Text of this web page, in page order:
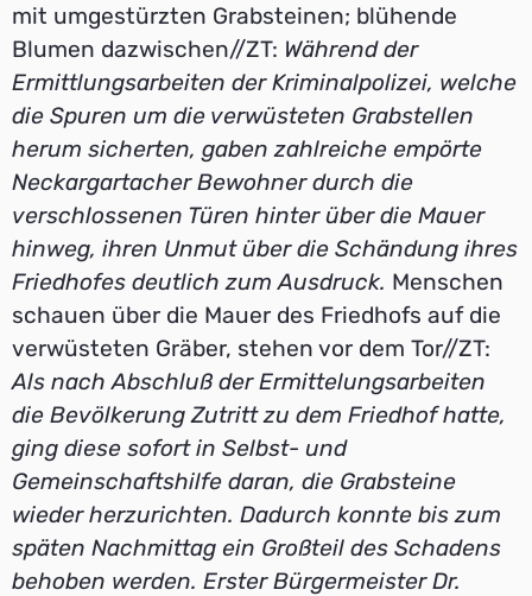
mit umgestürzten Grabsteinen; blühende
Blumen dazwischen//ZT: Während der
Ermittlungsarbeiten der Kriminalpolizei, welche
die Spuren um die verwüsteten Grabstellen
herum sicherten, gaben zahlreiche empörte
Neckargartacher Bewohner durch die
verschlossenen Türen hinter über die Mauer
hinweg, ihren Unmut über die Schändung ihres
Friedhofes deutlich zum Ausdruck. Menschen
schauen über die Mauer des Friedhofs auf die
verwüsteten Gräber, stehen vor dem Tor//ZT:
Als nach Abschluß der Ermittelungsarbeiten
die Bevölkerung Zutritt zu dem Friedhof hatte,
ging diese sofort in Selbst- und
Gemeinschaftshilfe daran, die Grabsteine
wieder herzurichten. Dadurch konnte bis zum
späten Nachmittag ein Großteil des Schadens
behoben werden. Erster Bürgermeister Dr.